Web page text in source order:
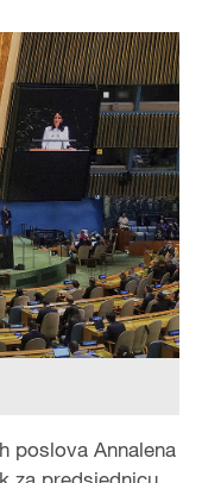
poslova Annalena